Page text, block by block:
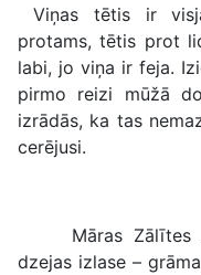
Viņas tētis ir
protams, tētis prot
labi, jo viņa ir feja.
pirmo reizi mūžā
izrādās, ka tas
cerējusi.
Māras Zālītes
dzejas izlase –